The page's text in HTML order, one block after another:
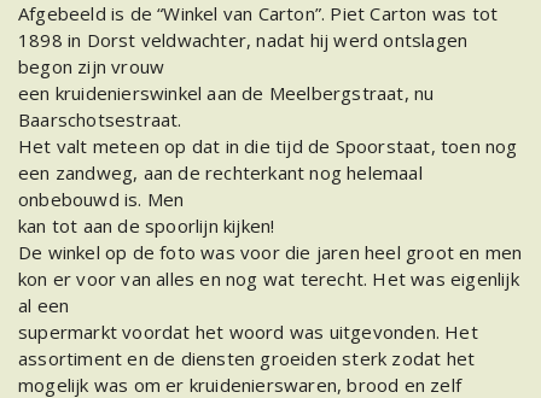
Afgebeeld is de “Winkel van Carton”. Piet Carton was tot
1898 in Dorst veldwachter, nadat hij werd ontslagen
begon zijn vrouw
een kruidenierswinkel aan de Meelbergstraat, nu
Baarschotsestraat.
Het valt meteen op dat in die tijd de Spoorstaat, toen nog
een zandweg, aan de rechterkant nog helemaal
onbebouwd is. Men
kan tot aan de spoorlijn kijken!
De winkel op de foto was voor die jaren heel groot en men
kon er voor van alles en nog wat terecht. Het was eigenlijk
al een
supermarkt voordat het woord was uitgevonden. Het
assortiment en de diensten groeiden sterk zodat het
mogelijk was om er kruidenierswaren, brood en zelf